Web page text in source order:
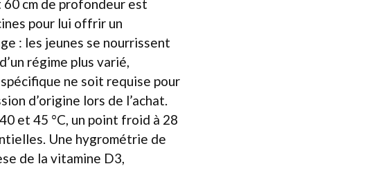
60 cm de profondeur est
pour lui offrir un
: les jeunes se nourrissent
régime plus varié,
ne soit requise pour
d’origine lors de l’achat.
et 45 °C, un point froid à 28
Une hygrométrie de
de la vitamine D3,